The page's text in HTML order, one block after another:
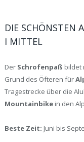
DIE SCHÖNSTEN
I MITTEL
Der Schrofenpaß bildet
Grund des Öfteren für
Tragestrecke über die
Mountainbike in den
Beste Zeit: Juni bis